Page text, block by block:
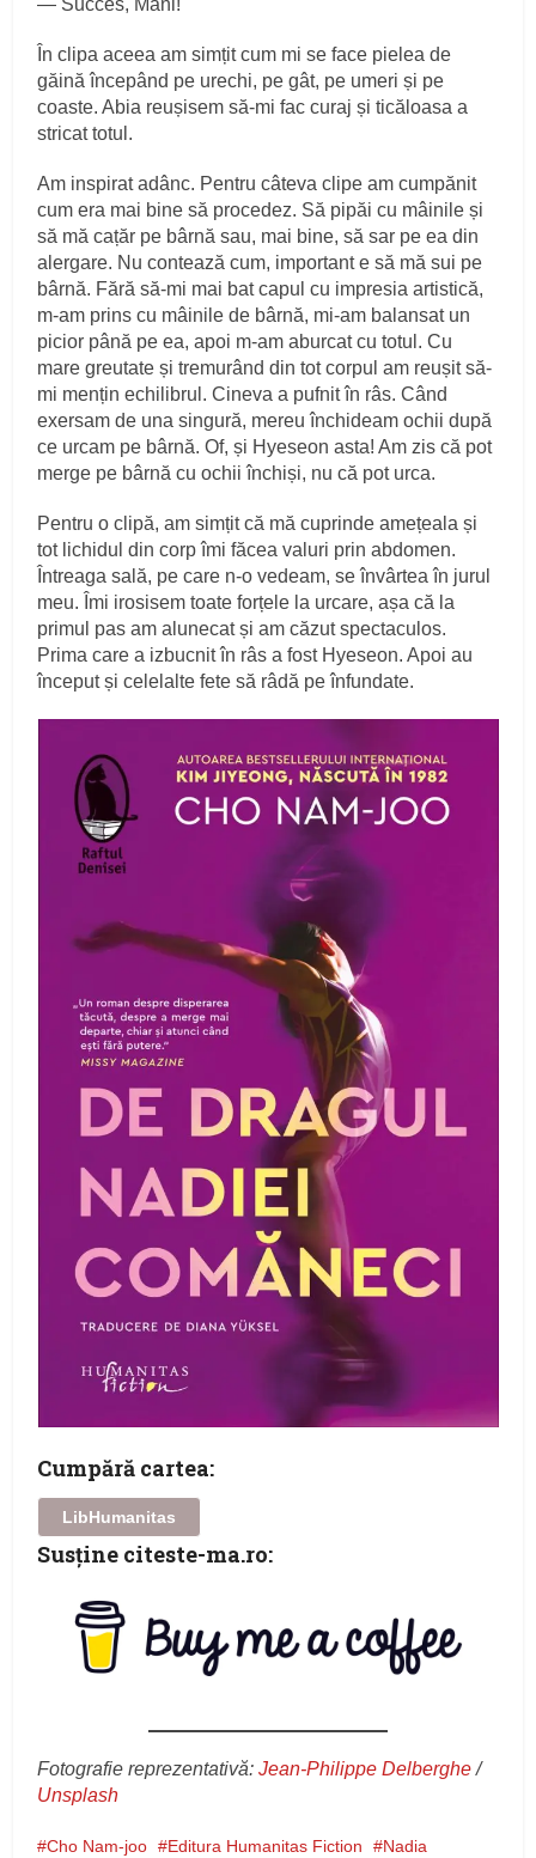
În clipa aceea am simțit cum mi se face pielea de
găină începând pe urechi, pe gât, pe umeri și pe
coaste. Abia reușisem să-mi fac curaj și ticăloasa a
stricat totul.
Am inspirat adânc. Pentru câteva clipe am cumpănit
cum era mai bine să procedez. Să pipăi cu mâinile și
să mă cațăr pe bârnă sau, mai bine, să sar pe ea din
alergare. Nu contează cum, important e să mă sui pe
bârnă. Fără să-mi mai bat capul cu impresia artistică,
m-am prins cu mâinile de bârnă, mi-am balansat un
picior până pe ea, apoi m-am aburcat cu totul. Cu
mare greutate și tremurând din tot corpul am reușit să-
mi mențin echilibrul. Cineva a pufnit în râs. Când
exersam de una singură, mereu închideam ochii după
ce urcam pe bârnă. Of, și Hyeseon asta! Am zis că pot
merge pe bârnă cu ochii închiși, nu că pot urca.
Pentru o clipă, am simțit că mă cuprinde amețeala și
tot lichidul din corp îmi făcea valuri prin abdomen.
Întreaga sală, pe care n-o vedeam, se învârtea în jurul
meu. Îmi irosisem toate forțele la urcare, așa că la
primul pas am alunecat și am căzut spectaculos.
Prima care a izbucnit în râs a fost Hyeseon. Apoi au
început și celelalte fete să râdă pe înfundate.
Cumpără cartea:
LibHumanitas
Susţine citeste-ma.ro:
Fotografie reprezentativă:Jean-Philippe Delberghe/
Unsplash
Cho Nam-joo Editura Humanitas Fiction
Nadia